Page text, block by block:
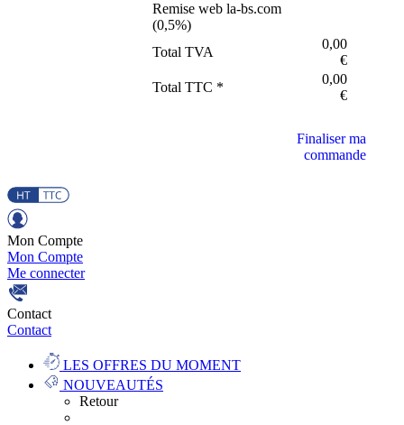
Remise web la-bs.com
(0,5%)
Total TVA
0,00
€
Total TTC *
0,00
€
Finaliser ma
commande
Mon Compte
Mon Compte
Me connecter
Contact
Contact
LES OFFRES DU MOMENT
NOUVEAUTÉS
Retour